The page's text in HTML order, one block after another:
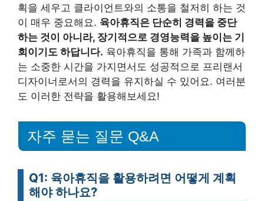
획을 세우고 클라이언트와의 소통을 철저히 하는 것
이 매우 중요해요. 육아휴직은 단순히 경력을 중단
하는 것이 아니라, 장기적으로 경영능력을 높이는 기
회이기도 하답니다. 육아휴직을 통해 가족과 함께하
는 소중한 시간을 가지면서도 성공적으로 프리랜서
디자이너로서의 경력을 유지하실 수 있어요. 여러분
도 이러한 전략을 활용해보세요!
자주 묻는 질문 Q&A
Q1: 육아휴직을 활용하려면 어떻게 계획
해야 하나요?